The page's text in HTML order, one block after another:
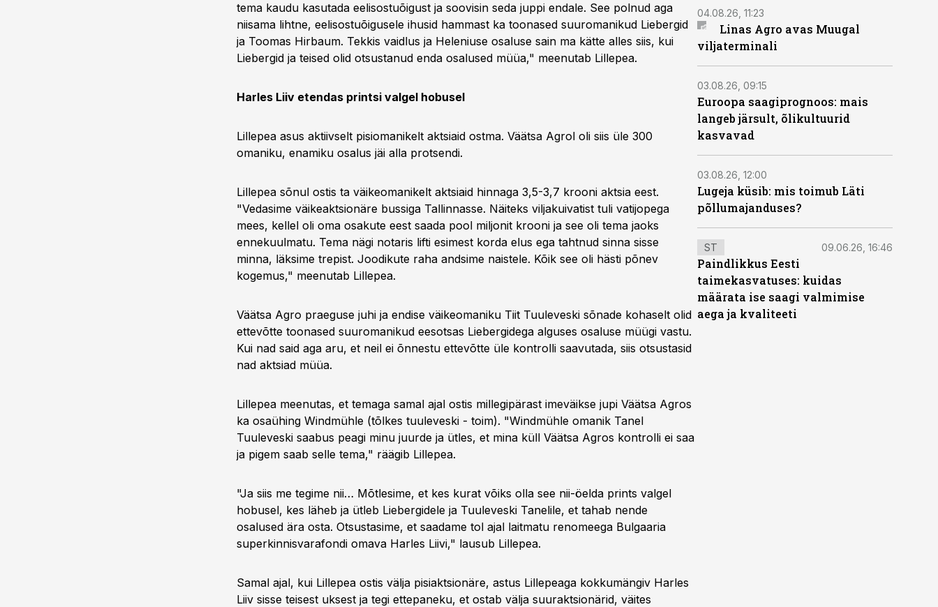
tema kaudu kasutada eelisostuõigust ja soovisin seda juppi endale. See polnud aga
niisama lihtne, eelisostuõigusele ihusid hammast ka toonased suuromanikud Liebergid
ja Toomas Hirbaum. Tekkis vaidlus ja Heleniuse osaluse sain ma kätte alles siis, kui
Liebergid ja teised olid otsustanud enda osalused müüa," meenutab Lillepea.
Harles Liiv etendas printsi valgel hobusel
Lillepea asus aktiivselt pisiomanikelt aktsiaid ostma. Väätsa Agrol oli siis üle 300
omaniku, enamiku osalus jäi alla protsendi.
Lillepea sõnul ostis ta väikeomanikelt aktsiaid hinnaga 3,5-3,7 krooni aktsia eest.
"Vedasime väikeaktsionäre bussiga Tallinnasse. Näiteks viljakuivatist tuli vatijopega
mees, kellel oli oma osakute eest saada pool miljonit krooni ja see oli tema jaoks
ennekuulmatu. Tema nägi notaris lifti esimest korda elus ega tahtnud sinna sisse
minna, läksime trepist. Joodikute raha andsime naistele. Kõik see oli hästi põnev
kogemus," meenutab Lillepea.
Väätsa Agro praeguse juhi ja endise väikeomaniku Tiit Tuuleveski sõnade kohaselt olid
ettevõtte toonased suuromanikud eesotsas Liebergidega alguses osaluse müügi vastu.
Kui nad said aga aru, et neil ei õnnestu ettevõtte üle kontrolli saavutada, siis otsustasid
nad aktsiad müüa.
Lillepea meenutas, et temaga samal ajal ostis millegipärast imeväikse jupi Väätsa Agros
ka osaühing Windmühle (tõlkes tuuleveski - toim). "Windmühle omanik Tanel
Tuuleveski saabus peagi minu juurde ja ütles, et mina küll Väätsa Agros kontrolli ei saa
ja pigem saab selle tema," räägib Lillepea.
"Ja siis me tegime nii… Mõtlesime, et kes kurat võiks olla see nii-öelda prints valgel
hobusel, kes läheb ja ütleb Liebergidele ja Tuuleveski Tanelile, et tahab nende
osalused ära osta. Otsustasime, et saadame tol ajal laitmatu renomeega Bulgaaria
superkinnisvarafondi omava Harles Liivi," lausub Lillepea.
Samal ajal, kui Lillepea ostis välja pisiaktsionäre, astus Lillepeaga kokkumängiv Harles
Liiv sisse teisest uksest ja tegi ettepaneku, et ostab välja suuraktsionärid, väites
04.08.26, 11:23
Linas Agro avas Muugal
viljaterminali
03.08.26, 09:15
Euroopa saagiprognoos: mais
langeb järsult, õlikultuurid
kasvavad
03.08.26, 12:00
Lugeja küsib: mis toimub Läti
põllumajanduses?
ST 09.06.26, 16:46
Paindlikkus Eesti
taimekasvatuses: kuidas
määrata ise saagi valmimise
aega ja kvaliteeti